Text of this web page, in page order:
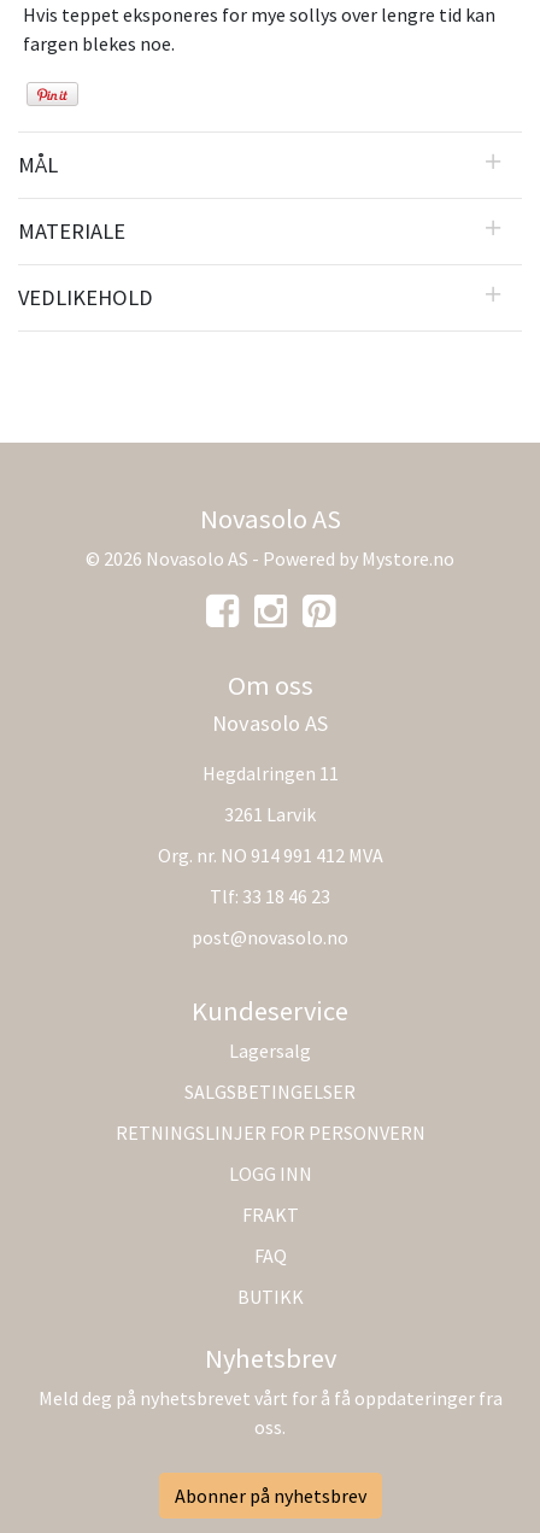
Hvis teppet eksponeres for mye sollys over lengre tid kan
fargen blekes noe.
MÅL
MATERIALE
VEDLIKEHOLD
Novasolo AS
© 2026 Novasolo AS - Powered by Mystore.no
Om oss
Novasolo AS
Hegdalringen 11
3261 Larvik
Org. nr. NO 914 991 412 MVA
Tlf: 33 18 46 23
post@novasolo.no
Kundeservice
Lagersalg
SALGSBETINGELSER
RETNINGSLINJER FOR PERSONVERN
LOGG INN
FRAKT
FAQ
BUTIKK
Nyhetsbrev
Meld deg på nyhetsbrevet vårt for å få oppdateringer fra
oss.
Abonner på nyhetsbrev